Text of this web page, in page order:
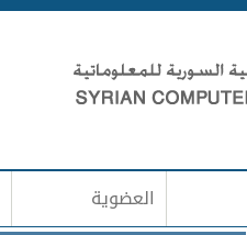
العضوية